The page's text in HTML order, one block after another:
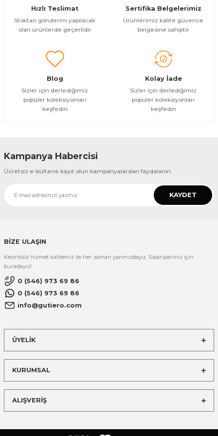
Bu ürüne benzer farklı alternatifler olmalı.
Hızlı Teslimat
Stoktan gönderim yapılacak
olan ürünlerde geçerlidir
Sertifika Belgelerimiz
Ürünlerimiz kalite güvence
belgesine sahiptir
Blog
Sizler için derlediğimiz
popüler koleksiyonları
keşfedin
Kolay İade
Sizler için derlediğimiz
popüler koleksiyonları
keşfedin
Kampanya Habercisi
Ücretsiz e-bültene kayıt olun kampanyalardan faydalanın.
KAYDET
BİZE ULAŞIN
Kesintisiz hizmet kalitemiz ile her zaman yanınızdayız. Siparişleriniz için
buradayız!
0 (546) 973 69 86
0 (546) 973 69 86
info@gutiero.com
ÜYELİK
KURUMSAL
ALIŞVERİŞ